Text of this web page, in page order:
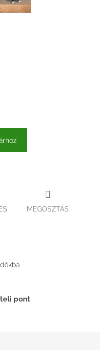
MEGOSZTÁS
pont